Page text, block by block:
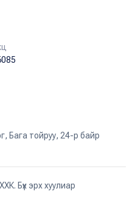
Бага тойруу, 24-р байр
Бүх эрх хуулиар